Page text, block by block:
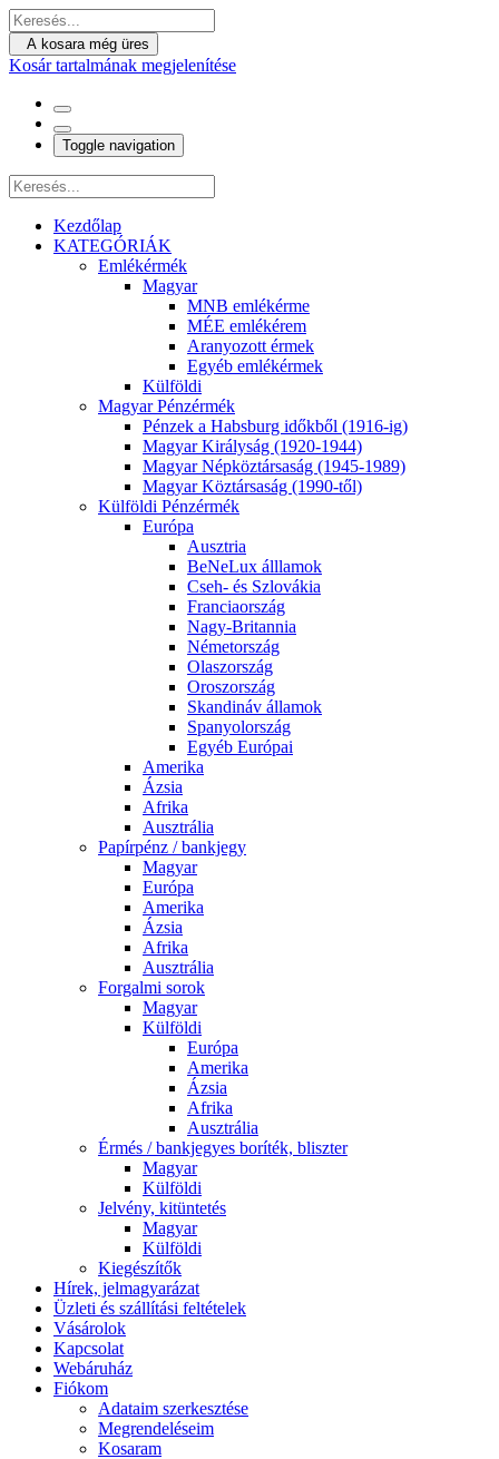
A kosara még üres
Kosár tartalmának megjelenítése
Toggle navigation
Kezdőlap
KATEGÓRIÁK
Emlékérmék
Magyar
MNB emlékérme
MÉE emlékérem
Aranyozott érmek
Egyéb emlékérmek
Külföldi
Magyar Pénzérmék
Pénzek a Habsburg időkből (1916-ig)
Magyar Királyság (1920-1944)
Magyar Népköztársaság (1945-1989)
Magyar Köztársaság (1990-től)
Külföldi Pénzérmék
Európa
Ausztria
BeNeLux álllamok
Cseh- és Szlovákia
Franciaország
Nagy-Britannia
Németország
Olaszország
Oroszország
Skandináv államok
Spanyolország
Egyéb Európai
Amerika
Ázsia
Afrika
Ausztrália
Papírpénz / bankjegy
Magyar
Európa
Amerika
Ázsia
Afrika
Ausztrália
Forgalmi sorok
Magyar
Külföldi
Európa
Amerika
Ázsia
Afrika
Ausztrália
Érmés / bankjegyes boríték, bliszter
Magyar
Külföldi
Jelvény, kitüntetés
Magyar
Külföldi
Kiegészítők
Hírek, jelmagyarázat
Üzleti és szállítási feltételek
Vásárolok
Kapcsolat
Webáruház
Fiókom
Adataim szerkesztése
Megrendeléseim
Kosaram